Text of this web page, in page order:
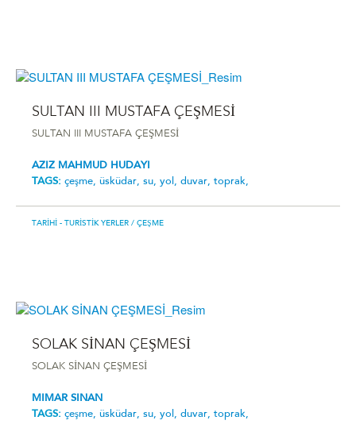
SULTAN III MUSTAFA ÇEŞMESİ
SULTAN III MUSTAFA ÇEŞMESİ
AZIZ MAHMUD HUDAYI
TAGS: çeşme, üsküdar, su, yol, duvar, toprak,
TARIHI - TURISTIK YERLER / ÇEŞME
SOLAK SİNAN ÇEŞMESİ
SOLAK SİNAN ÇEŞMESİ
MIMAR SINAN
TAGS: çeşme, üsküdar, su, yol, duvar, toprak,